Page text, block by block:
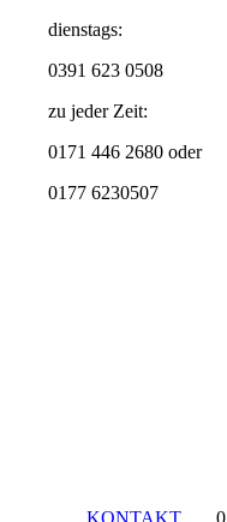
dienstags:
0391 623 0508
zu jeder Zeit:
0171 446 2680 oder
0177 6230507
KONTAKT